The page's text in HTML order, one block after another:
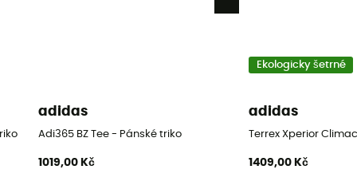
adidas
Adi365 BZ Tee - Pánské triko
1019,00 Kč
Ekologicky šetrné
adidas
Terrex Xperior
1409,00 Kč